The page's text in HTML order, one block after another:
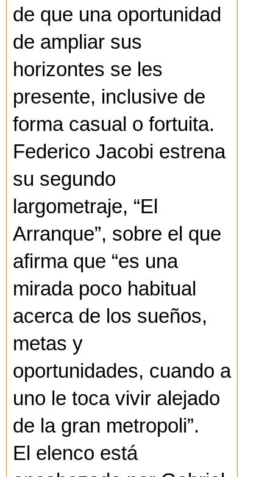
de que una oportunidad
de ampliar sus
horizontes se les
presente, inclusive de
forma casual o fortuita.
Federico Jacobi estrena
su segundo
largometraje, “El
Arranque”, sobre el que
afirma que “es una
mirada poco habitual
acerca de los sueños,
metas y
oportunidades, cuando a
uno le toca vivir alejado
de la gran metropoli”.
El elenco está